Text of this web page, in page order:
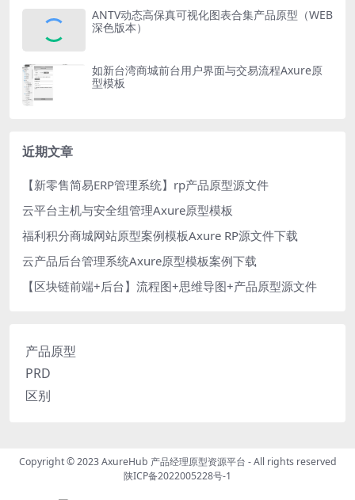
ANTV动态高保真可视化图表合集产品原型（WEB
深色版本）
如新台湾商城前台用户界面与交易流程Axure原
型模板
近期文章
【新零售简易ERP管理系统】rp产品原型源文件
云平台主机与安全组管理Axure原型模板
福利积分商城网站原型案例模板Axure RP源文件下载
云产品后台管理系统Axure原型模板案例下载
【区块链前端+后台】流程图+思维导图+产品原型源文件
产品原型
PRD
区别
Copyright © 2023AxureHub 产品经理原型资源平台 - All rights reserved
陕ICP备2022005228号-1